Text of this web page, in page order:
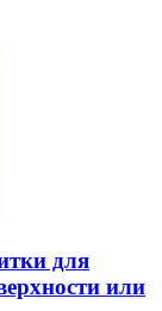
для
или